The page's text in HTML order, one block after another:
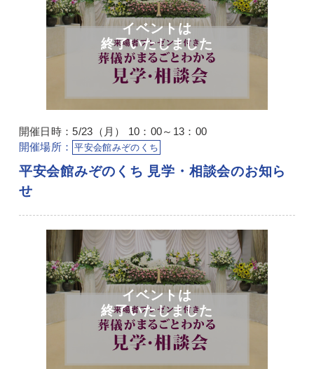
開催日時：5/23（月） 10：00～13：00
開催場所：
平安会館みぞのくち
平安会館みぞのくち 見学・相談会のお知ら
せ